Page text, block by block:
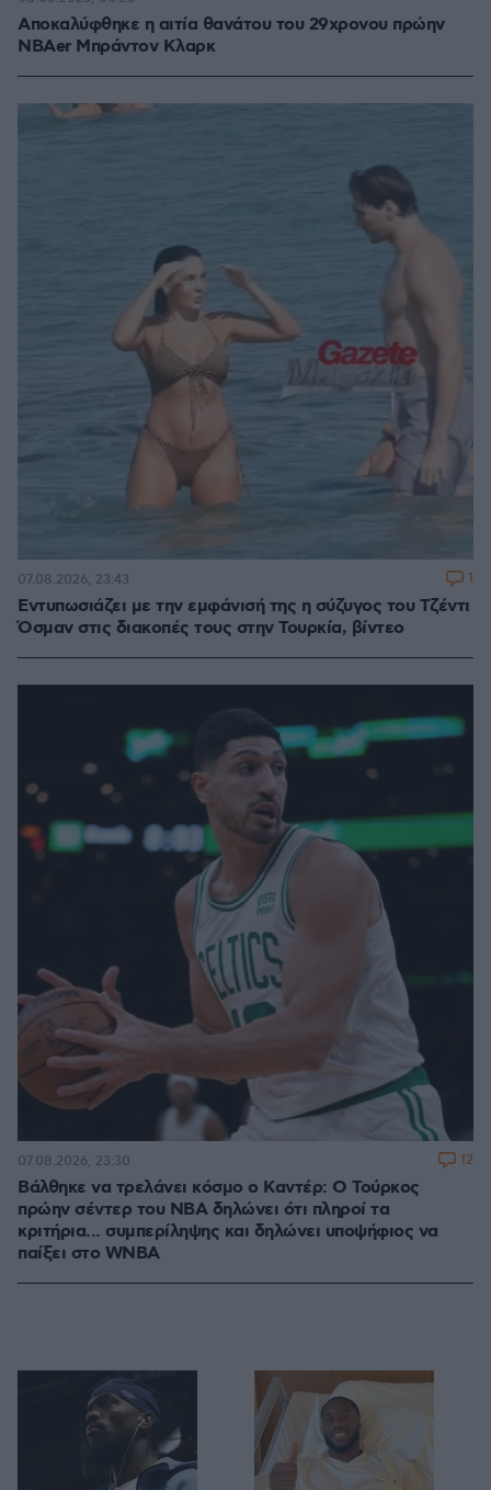
Αποκαλύφθηκε η αιτία θανάτου του 29χρονου πρώην
NBAer Μπράντον Κλαρκ
Εντυπωσιάζει με την εμφάνισή της η σύζυγος του Τζέντι
Όσμαν στις διακοπές τους στην Τουρκία, βίντεο
07.08.2026, 23:43 1
Βάλθηκε να τρελάνει κόσμο ο Καντέρ: Ο Τούρκος
πρώην σέντερ του NBA δηλώνει ότι πληροί τα
κριτήρια... συμπερίληψης και δηλώνει υποψήφιος να
παίξει στο WNBA
07.08.2026, 23:30 12